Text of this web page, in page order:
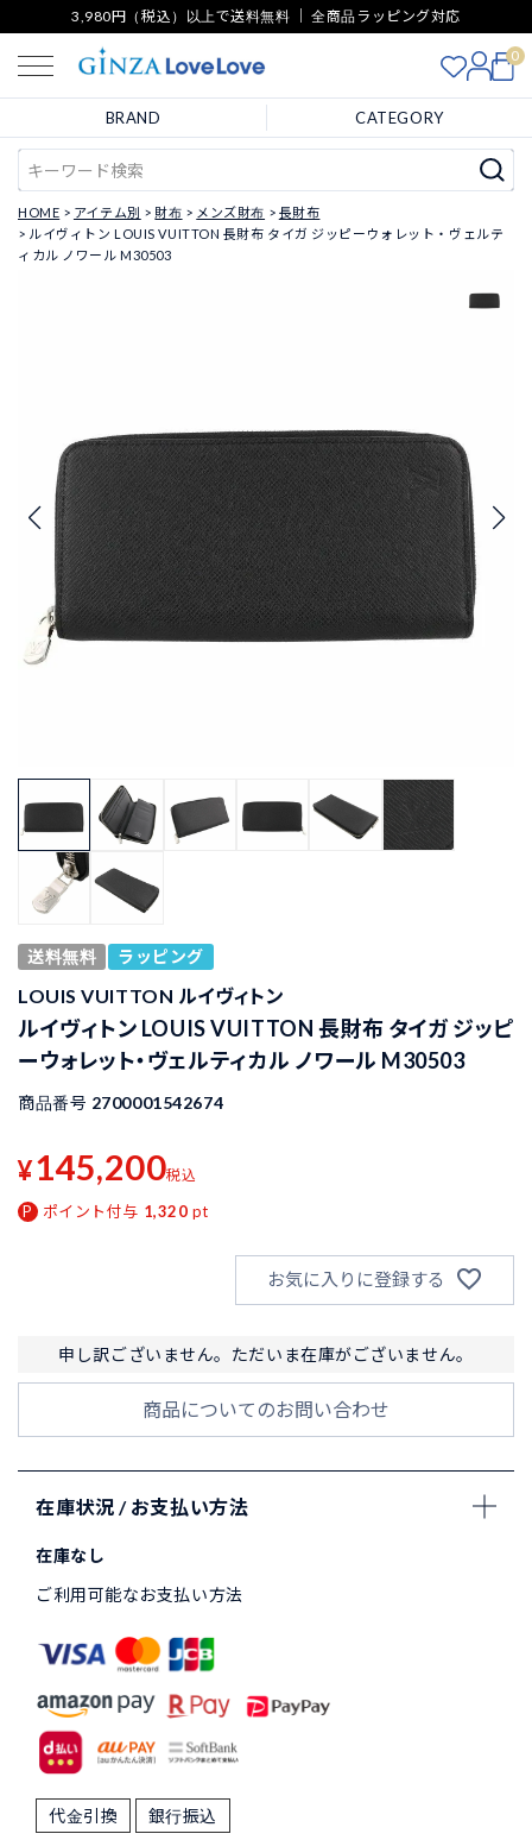
3,980円（税込）以上で送料無料 ｜ 全商品ラッピング対応
0
BRAND CATEGORY
HOME アイテム別 財布 メンズ財布
長財布
ルイヴィトン LOUIS VUITTON 長財布 タイガ ジッピーウォレット・ヴェルテ
ィカル ノワール M30503
送料無料 ラッピング
LOUIS VUITTON ルイヴィトン
ルイヴィトン LOUIS VUITTON 長財布 タイガ ジッピ
ーウォレット・ヴェルティカル ノワール M30503
商品番号 2700001542674
¥145,200税込
ポイント付与 1,320 pt
お気に入りに登録する
申し訳ございません。ただいま在庫がございません。
商品についてのお問い合わせ
在庫状況 / お支払い方法
在庫なし
ご利用可能なお支払い方法
代金引換 銀行振込